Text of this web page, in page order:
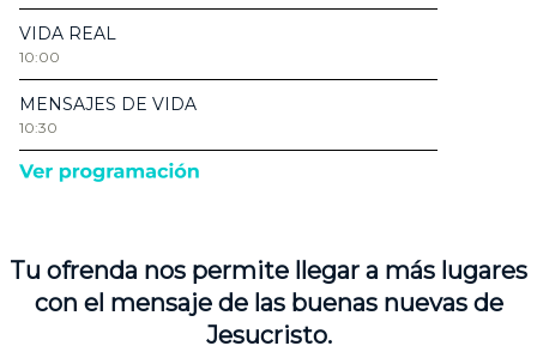
Tu ofrenda nos permite llegar a más lugares
con el mensaje de las buenas nuevas de
Jesucristo.